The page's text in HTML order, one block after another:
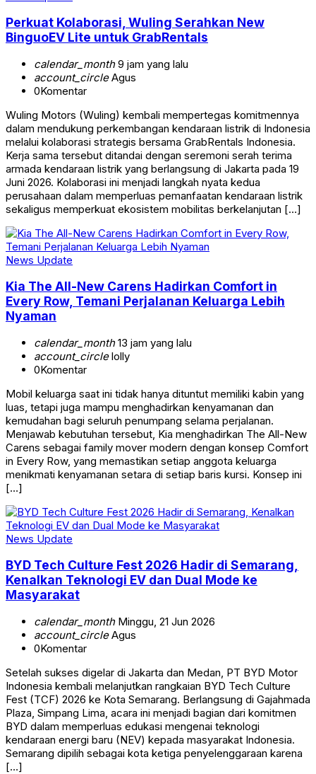
Perkuat Kolaborasi, Wuling Serahkan New
BinguoEV Lite untuk GrabRentals
calendar_month9 jam yang lalu
account_circleAgus
0Komentar
Wuling Motors (Wuling) kembali mempertegas komitmennya
dalam mendukung perkembangan kendaraan listrik di Indonesia
melalui kolaborasi strategis bersama GrabRentals Indonesia.
Kerja sama tersebut ditandai dengan seremoni serah terima
armada kendaraan listrik yang berlangsung di Jakarta pada 19
Juni 2026. Kolaborasi ini menjadi langkah nyata kedua
perusahaan dalam memperluas pemanfaatan kendaraan listrik
sekaligus memperkuat ekosistem mobilitas berkelanjutan […]
News Update
Kia The All-New Carens Hadirkan Comfort in
Every Row, Temani Perjalanan Keluarga Lebih
Nyaman
calendar_month13 jam yang lalu
account_circlelolly
0Komentar
Mobil keluarga saat ini tidak hanya dituntut memiliki kabin yang
luas, tetapi juga mampu menghadirkan kenyamanan dan
kemudahan bagi seluruh penumpang selama perjalanan.
Menjawab kebutuhan tersebut, Kia menghadirkan The All-New
Carens sebagai family mover modern dengan konsep Comfort
in Every Row, yang memastikan setiap anggota keluarga
menikmati kenyamanan setara di setiap baris kursi. Konsep ini
[…]
News Update
BYD Tech Culture Fest 2026 Hadir di Semarang,
Kenalkan Teknologi EV dan Dual Mode ke
Masyarakat
calendar_monthMinggu, 21 Jun 2026
account_circleAgus
0Komentar
Setelah sukses digelar di Jakarta dan Medan, PT BYD Motor
Indonesia kembali melanjutkan rangkaian BYD Tech Culture
Fest (TCF) 2026 ke Kota Semarang. Berlangsung di Gajahmada
Plaza, Simpang Lima, acara ini menjadi bagian dari komitmen
BYD dalam memperluas edukasi mengenai teknologi
kendaraan energi baru (NEV) kepada masyarakat Indonesia.
Semarang dipilih sebagai kota ketiga penyelenggaraan karena
[…]